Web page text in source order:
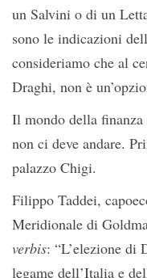
un Salvini o di un
sono le indicazioni
consideriamo che al
Draghi, non è
Il mondo della
non ci deve andare.
palazzo Chigi.
Filippo Taddei,
Meridionale di
verbis: “L’elezione di
legame dell’Italia e